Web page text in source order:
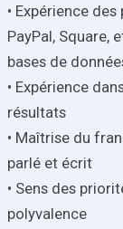
• Expérience
PayPal, Square,
bases de
• Expérience
résultats
• Maîtrise du
parlé et écrit
• Sens des
polyvalence